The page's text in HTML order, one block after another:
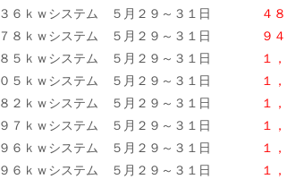
ｋｗシステム ５月２９～３１日
４８
ｋｗシステム ５月２９～３１日
９４４
ｋｗシステム ５月２９～３１日
１，２
５ｋｗシステム ５月２９～３１日
１，３
ｋｗシステム ５月２９～３１日
１，１
ｋｗシステム ５月２９～３１日
１，３
ｋｗシステム ５月２９～３１日
１，
ｋｗシステム ５月２９～３１日
１，